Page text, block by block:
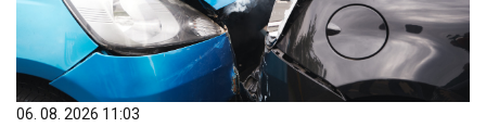
06. 08. 2026 11:03